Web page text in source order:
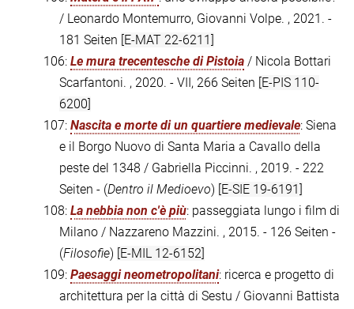
/ Leonardo Montemurro, Giovanni Volpe. , 2021. -
181 Seiten [E-MAT 22-6211]
106: Le mura trecentesche di Pistoia / Nicola Bottari
Scarfantoni. , 2020. - VII, 266 Seiten [E-PIS 110-
6200]
107: Nascita e morte di un quartiere medievale: Siena
e il Borgo Nuovo di Santa Maria a Cavallo della
peste del 1348 / Gabriella Piccinni. , 2019. - 222
Seiten - (Dentro il Medioevo) [E-SIE 19-6191]
108: La nebbia non c'è più: passeggiata lungo i film di
Milano / Nazzareno Mazzini. , 2015. - 126 Seiten -
(Filosofie) [E-MIL 12-6152]
109: Paesaggi neometropolitani: ricerca e progetto di
architettura per la città di Sestu / Giovanni Battista